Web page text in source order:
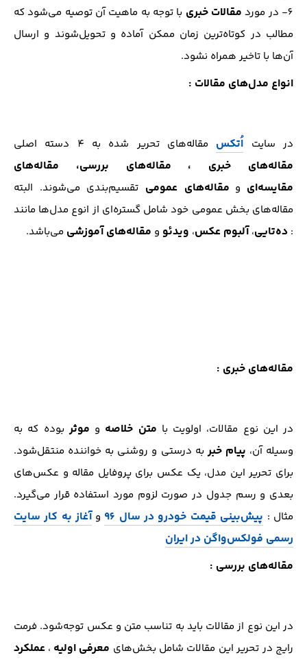
6- در مورد
مقالات خبری با توجه به ماهیت آن توصیه می‌شود که
مطالب در کوتاه‌ترین زمان ممکن آماده و تحویل‌شوند و ارسال
آن‌ها با تاخیر همراه نشود.
انواع مدل‌های مقالات :
در سایت اُتکس مقاله‌های تحریر‌ شده به 4 دسته اصلی
مقاله‌های خبری ، مقاله‌های بررسی، مقاله‌های
مقایسه‌ای و مقاله‌های عمومی تقسیم‌بندی می‌شوند. البته
مقاله‌های بخش عمومی خود شامل گستره‌ای از انوع مدل‌ها مانند
: ده‌تایی،آلبوم عکس، ویدئو و مقاله‌های آموزشی می‌باشد.
مقاله‌های خبری :
در این نوع مقالات، اولویت با متن خلاصه و موثربوده که به
وسیله آن، پیام خبربه درستی و روشنی به خواننده منتقل‌شود.
برای تحریر این مدل، یک عکس برای پروفایل مقاله و عکس‌های
بعدی و رسم جدول در صورت لزوم مورد استفاده قرار می‌گیرد.
مثال : پیش‌بینی قیمت خودرو در سال 96 و آغاز به کار سایت
رسمی فولکس‌واگن در ایران
مقاله‌های بررسی :
در این نوع از مقالات باید به تناسب متن و عکس توجه‌شود. فرمت
رایج در تحریر این مقالات شامل بخش‌های معرفی اولیه ، عملکرد